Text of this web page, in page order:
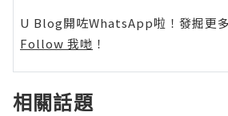
U Blog開咗WhatsApp啦！發掘更
Follow 我哋 ！
相關話題